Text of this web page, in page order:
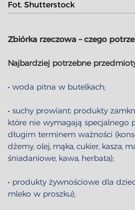
Fot. Shutterstock
Zbiórka rzeczowa – czego
Najbardziej potrzebne
• woda pitna w butelkach;
• suchy prowiant: produkty
które nie wymagają specjalnego
długim terminem ważności
dżemy, olej, mąka, cukier, kasza,
śniadaniowe, kawa, herbata);
• produkty żywnościowe dla dzieci
mleko w proszku);